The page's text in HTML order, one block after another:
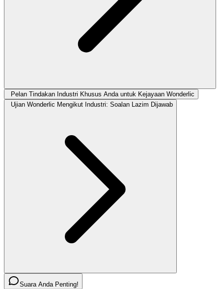
Pelan Tindakan Industri Khusus Anda untuk Kejayaan Wonderlic
Ujian Wonderlic Mengikut Industri: Soalan Lazim Dijawab
Suara Anda Penting!